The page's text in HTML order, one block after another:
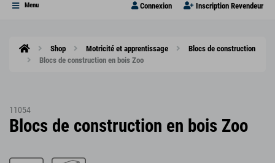
Menu Connexion Inscription Revendeur
Shop Motricité et apprentissage
Blocs de construction
Blocs de construction en bois Zoo
11054
Blocs de construction en bois Zoo